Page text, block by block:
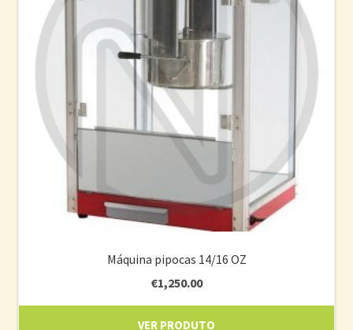
Máquina pipocas 14/16 OZ
€1,250.00
VER PRODUTO